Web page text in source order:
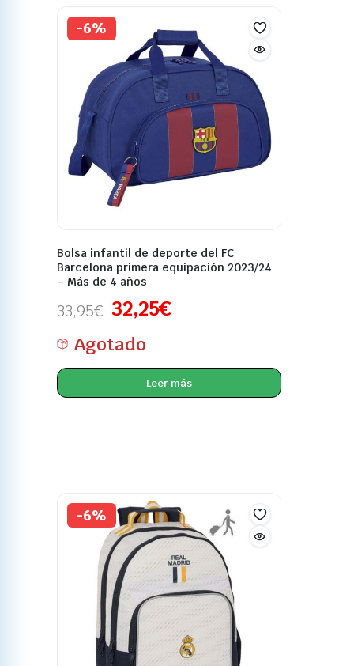
-6%
Bolsa infantil de deporte del FC
Barcelona primera equipación 2023/24
– Más de 4 años
33,95€ 32,25€
Agotado
Leer más
-6%